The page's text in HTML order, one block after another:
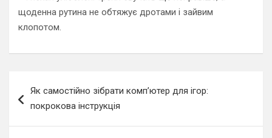
щоденна рутина не обтяжує дротами і зайвим
клопотом.
по
Як самостійно зібрати комп’ютер для ігор:
покрокова інструкція